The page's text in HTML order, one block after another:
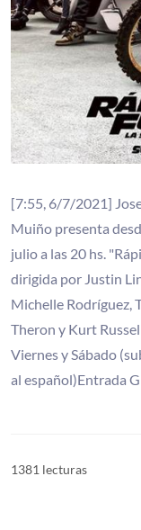
[7:55, 6/7/2021]
Muiño presenta
julio a las 20 hs.
dirigida por Justin
Michelle Rodríguez,
Theron y Kurt
Viernes y Sábado
al español)Entrada
1381 lecturas